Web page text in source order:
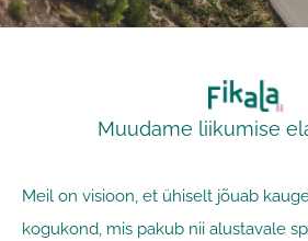
Muudame liikumise
Meil on visioon, et ühiselt jõuab
kogukond, mis pakub nii alustavale